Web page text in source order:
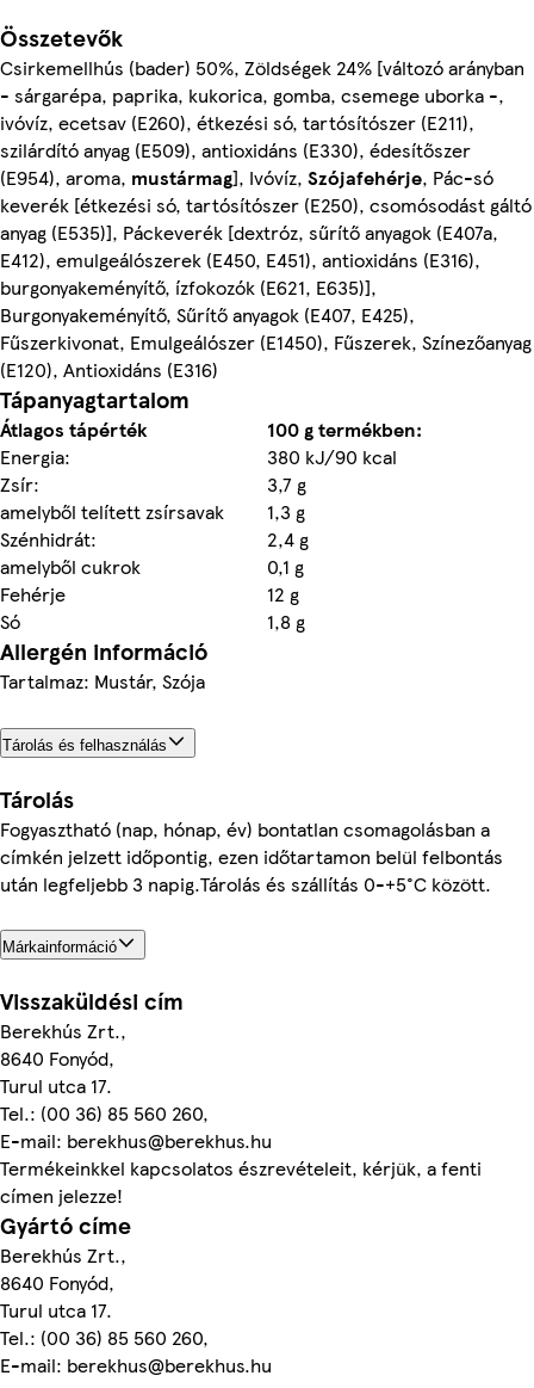
Összetevők
Csirkemellhús (bader) 50%, Zöldségek 24% [változó arányban
- sárgarépa, paprika, kukorica, gomba, csemege uborka -,
ivóvíz, ecetsav (E260), étkezési só, tartósítószer (E211),
szilárdító anyag (E509), antioxidáns (E330), édesítőszer
(E954), aroma, mustármag], Ivóvíz, Szójafehérje, Pác-só
keverék [étkezési só, tartósítószer (E250), csomósodást gáltó
anyag (E535)], Páckeverék [dextróz, sűrítő anyagok (E407a,
E412), emulgeálószerek (E450, E451), antioxidáns (E316),
burgonyakeményítő, ízfokozók (E621, E635)],
Burgonyakeményítő, Sűrítő anyagok (E407, E425),
Fűszerkivonat, Emulgeálószer (E1450), Fűszerek, Színezőanyag
(E120), Antioxidáns (E316)
Tápanyagtartalom
Átlagos tápérték
100 g termékben:
Energia:
380 kJ/90 kcal
Zsír:
3,7 g
amelyből telített zsírsavak
1,3 g
Szénhidrát:
2,4 g
amelyből cukrok
0,1 g
Fehérje
12 g
Só
1,8 g
Allergén információ
Tartalmaz: Mustár, Szója
Tárolás és felhasználás
Tárolás
Fogyasztható (nap, hónap, év) bontatlan csomagolásban a
címkén jelzett időpontig, ezen időtartamon belül felbontás
után legfeljebb 3 napig.Tárolás és szállítás 0-+5°C között.
Márkainformáció
Visszaküldési cím
Berekhús Zrt.,
8640 Fonyód,
Turul utca 17.
Tel.: (00 36) 85 560 260,
E-mail: berekhus@berekhus.hu
Termékeinkkel kapcsolatos észrevételeit, kérjük, a fenti
címen jelezze!
Gyártó címe
Berekhús Zrt.,
8640 Fonyód,
Turul utca 17.
Tel.: (00 36) 85 560 260,
E-mail: berekhus@berekhus.hu